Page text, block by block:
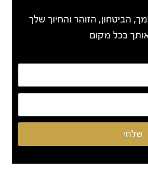
הביטחון, הזוהר והחיוך שלך
בכל מקום
שלחי